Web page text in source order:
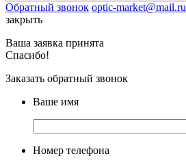
Обратный звонок optic-market@mail.ru
закрыть
Ваша заявка принята
Спасибо!
Заказать обратный звонок
Ваше имя
Номер телефона